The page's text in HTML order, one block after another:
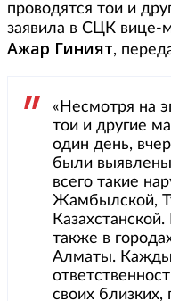
проводятся тои и
заявила в СЦК вице-
Ажар Гиният,
«Несмотря на
тои и другие
один день,
были
всего такие
Жамбылской,
также в
Алматы.
своих близких,